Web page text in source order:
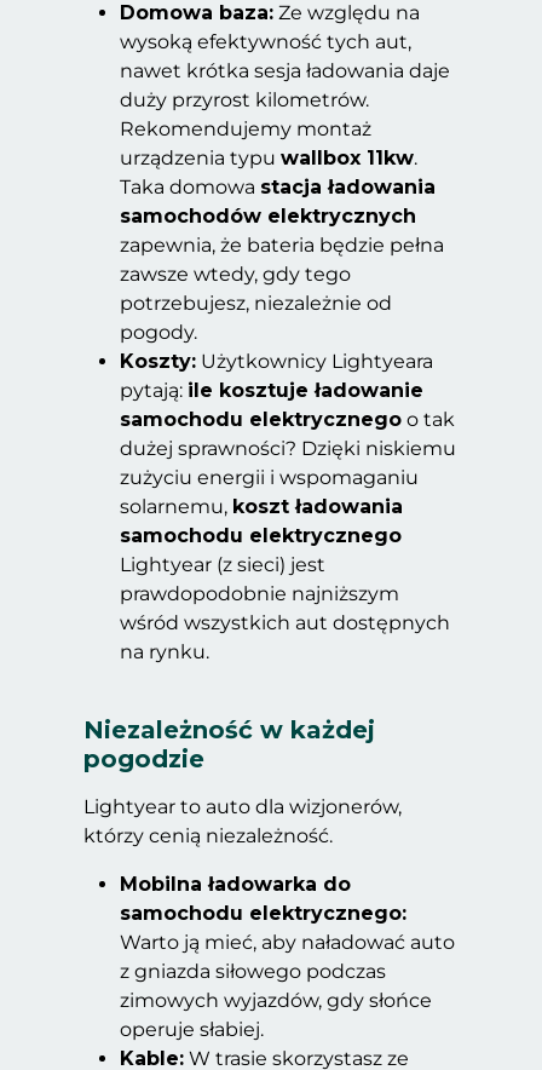
Domowa baza: Ze względu na
wysoką efektywność tych aut,
nawet krótka sesja ładowania daje
duży przyrost kilometrów.
Rekomendujemy montaż
urządzenia typu wallbox 11kw.
Taka domowa stacja ładowania
samochodów elektrycznych
zapewnia, że bateria będzie pełna
zawsze wtedy, gdy tego
potrzebujesz, niezależnie od
pogody.
Koszty: Użytkownicy Lightyeara
pytają: ile kosztuje ładowanie
samochodu elektrycznego o tak
dużej sprawności? Dzięki niskiemu
zużyciu energii i wspomaganiu
solarnemu, koszt ładowania
samochodu elektrycznego
Lightyear (z sieci) jest
prawdopodobnie najniższym
wśród wszystkich aut dostępnych
na rynku.
Niezależność w każdej
pogodzie
Lightyear to auto dla wizjonerów,
którzy cenią niezależność.
Mobilna ładowarka do
samochodu elektrycznego:
Warto ją mieć, aby naładować auto
z gniazda siłowego podczas
zimowych wyjazdów, gdy słońce
operuje słabiej.
Kable: W trasie skorzystasz ze